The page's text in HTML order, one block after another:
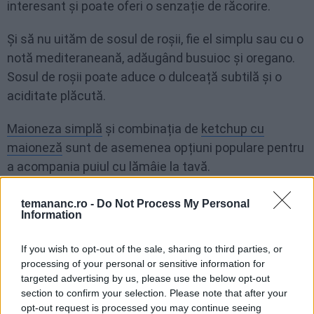
temananc.ro - Do Not Process My Personal
Information
If you wish to opt-out of the sale, sharing to third parties, or
processing of your personal or sensitive information for
targeted advertising by us, please use the below opt-out
section to confirm your selection. Please note that after your
opt-out request is processed you may continue seeing
interesant și poate oferi o senzație de răcorire.
Și să nu uităm de sosul de roșii, fie el simplu sau cu o
notă mediteraneană, adăugând busuioc și oregano.
Sosul de roșii poate aduce o dulceață subtilă și o
aciditate plăcută.
Maioneza simplă și combinația de ketchup cu
maioneză sunt de asemenea opțiuni populare pentru
a acompania puiul cu lămâie la tavă.